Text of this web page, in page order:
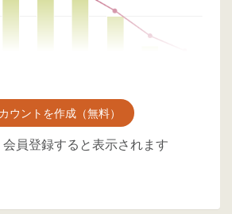
ウントを作成（無料）
員登録すると表示されます